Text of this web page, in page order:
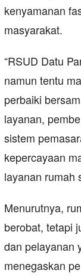
kenyamanan
masyarakat.
“RSUD Datu
namun tentu
perbaiki
layanan,
sistem
kepercayaan
layanan rumah
Menurutnya,
berobat, tetapi
dan pelayanan
menegaskan